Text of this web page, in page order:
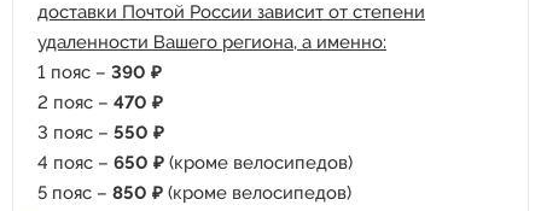
доставки Почтой России зависит от степени
удаленности Вашего региона, а именно:
1 пояс – 390 ₽
2 пояс – 470 ₽
3 пояс – 550 ₽
4 пояс – 650 ₽ (кроме велосипедов)
5 пояс – 850 ₽ (кроме велосипедов)